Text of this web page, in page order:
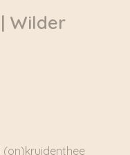
Wilder
(on)kruidenthee